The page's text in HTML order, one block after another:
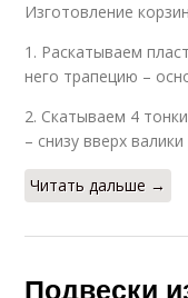
Изготовление
1. Раскатываем
него трапецию –
2. Скатываем 4
– снизу вверх
Читать дальше →
Подвески